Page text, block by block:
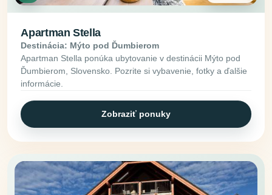
Apartman Stella
Destinácia: Mýto pod Ďumbierom
Apartman Stella ponúka ubytovanie v destinácii Mýto pod
Ďumbierom, Slovensko. Pozrite si vybavenie, fotky a ďalšie
informácie.
Zobraziť ponuky